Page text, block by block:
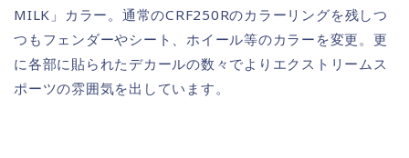
MILK」カラー。通常のCRF250Rのカラーリングを残しつ
つもフェンダーやシート、ホイール等のカラーを変更。更
に各部に貼られたデカールの数々でよりエクストリームス
ポーツの雰囲気を出しています。